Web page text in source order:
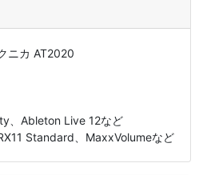
ニカ AT2020
、Ableton Live 12など
Standard、MaxxVolumeなど